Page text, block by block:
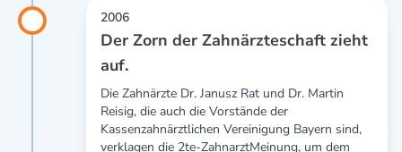
2006
Der Zorn der Zahnärzteschaft zieht
auf.
Die Zahnärzte Dr. Janusz Rat und Dr. Martin
Reisig, die auch die Vorstände der
Kassenzahnärztlichen Vereinigung Bayern sind,
verklagen die 2te-ZahnarztMeinung, um dem